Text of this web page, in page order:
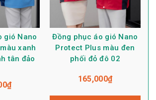
gió Nano
xanh
tân đảo
₫
Đồng phục áo gió Nano
Protect Plus màu đen
phối đỏ đô 02
165,000₫